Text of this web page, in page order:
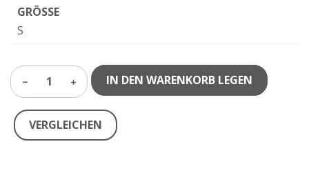
GRÖSSE
S
1 IN DEN WARENKORB LEGEN
VERGLEICHEN